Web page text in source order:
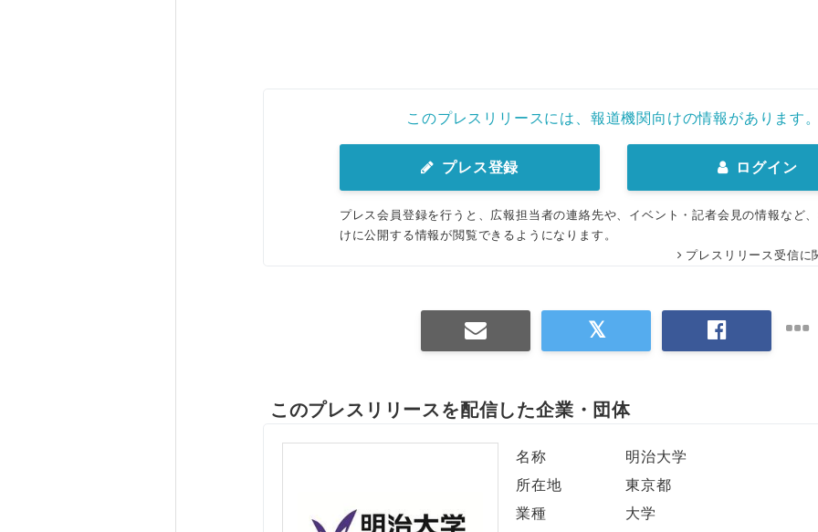
このプレスリリースには、報道機関向けの情報があります。
プレス登録 ログイン
プレス会員登録を行うと、広報担当者の連絡先や、イベント・記者会見の情報など
けに公開する情報が閲覧できるようになります。
プレスリリース受信に
このプレスリリースを配信した企業・団体
名称
明治大学
所在地
東京都
業種
大学